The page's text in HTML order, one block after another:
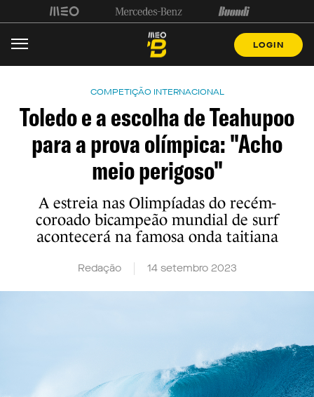
LOGIN
COMPETIÇÃO INTERNACIONAL
Toledo e a escolha de Teahupoo
para a prova olímpica: "Acho
meio perigoso"
A estreia nas Olimpíadas do recém-
coroado bicampeão mundial de surf
acontecerá na famosa onda taitiana
Redação 14 setembro 2023